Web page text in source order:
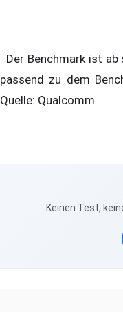
Der Benchmark ist
passend zu dem
Quelle: Qualcomm
Keinen Test,